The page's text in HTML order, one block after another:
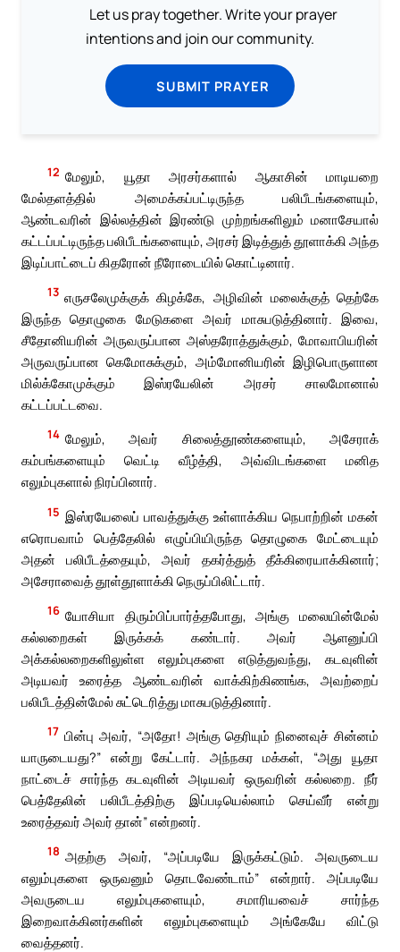
Let us pray together. Write your prayer
intentions and join our community.
SUBMIT PRAYER
12 மேலும், யூதா அரசர்களால் ஆகாசின் மாடியறை
மேல்தளத்தில் அமைக்கப்பட்டிருந்த பலிபீடங்களையும்,
ஆண்டவரின் இல்லத்தின் இரண்டு முற்றங்களிலும் மனாசேயால்
கட்டப்பட்டிருந்த பலிபீடங்களையும், அரசர் இடித்துத் தூளாக்கி அந்த
இடிப்பாட்டைப் கிதரோன் நீரோடையில் கொட்டினார்.
13 எருசலேமுக்குக் கிழக்கே, அழிவின் மலைக்குத் தெற்கே
இருந்த தொழுகை மேடுகளை அவர் மாசுபடுத்தினார். இவை,
சீதோனியரின் அருவருப்பான அஸ்தரோத்துக்கும், மோவாபியரின்
அருவருப்பான கெமோசுக்கும், அம்மோனியரின் இழிபொருளான
மில்க்கோமுக்கும் இஸ்ரயேலின் அரசர் சாலமோனால்
கட்டப்பட்டவை.
14 மேலும், அவர் சிலைத்தூண்களையும், அசேராக்
கம்பங்களையும் வெட்டி வீழ்த்தி, அவ்விடங்களை மனித
எலும்புகளால் நிரப்பினார்.
15 இஸ்ரயேலைப் பாவத்துக்கு உள்ளாக்கிய நெபாற்றின் மகன்
எரொபவாம் பெத்தேலில் எழுப்பியிருந்த தொழுகை மேட்டையும்
அதன் பலிபீடத்தையும், அவர் தகர்த்துத் தீக்கிரையாக்கினார்;
அசேராவைத் தூள்தூளாக்கி நெருப்பிலிட்டார்.
16 யோசியா திரும்பிப்பார்த்தபோது, அங்கு மலையின்மேல்
கல்லறைகள் இருக்கக் கண்டார். அவர் ஆளனுப்பி
அக்கல்லறைகளிலுள்ள எலும்புகளை எடுத்துவந்து, கடவுளின்
அடியவர் உரைத்த ஆண்டவரின் வாக்கிற்கிணங்க, அவற்றைப்
பலிபீடத்தின்மேல் சுட்டெரித்து மாசுபடுத்தினார்.
17 பின்பு அவர், “அதோ! அங்கு தெரியும் நினைவுச் சின்னம்
யாருடையது?” என்று கேட்டார். அந்நகர மக்கள், “அது யூதா
நாட்டைச் சார்ந்த கடவுளின் அடியவர் ஒருவரின் கல்லறை. நீர்
பெத்தேலின் பலிபீடத்திற்கு இப்படியெல்லாம் செய்வீர் என்று
உரைத்தவர் அவர் தான்” என்றனர்.
18 அதற்கு அவர், “அப்படியே இருக்கட்டும். அவருடைய
எலும்புகளை ஒருவனும் தொடவேண்டாம்” என்றார். அப்படியே
அவருடைய எலும்புகளையும், சமாரியவைச் சார்ந்த
இறைவாக்கினர்களின் எலும்புகளையும் அங்கேயே விட்டு
வைத்தனர்.